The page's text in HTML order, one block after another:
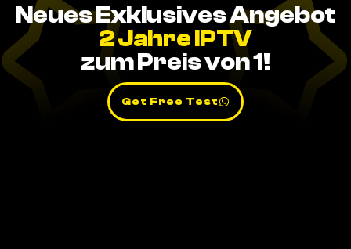
Neues Exklusives Angebot
2 Jahre IPTV
zum Preis von 1!
Get Free Test